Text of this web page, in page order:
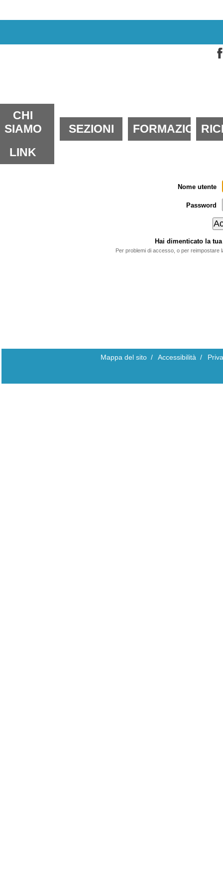
CHI
SIAMO
SEZIONI FORMAZIONE
LINK
Nome utente
Password
Hai dimenticato la
Per problemi di accesso, o per reimpostare
Mappa del sito / Accessibilità /